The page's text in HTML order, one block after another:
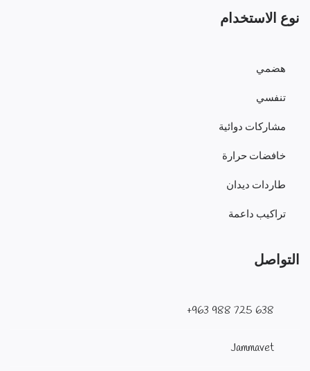
نوع الاستخدام
هضمي
تنفسي
مشاركات دوائية
خافضات حرارة
طاردات ديدان
تراكيب داعمة
التواصل
638 725 988 963+
Jammavet